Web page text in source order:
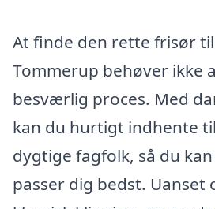
At finde den rette frisør
Tommerup behøver ikke
besværlig proces. Med
kan du hurtigt indhente
dygtige fagfolk, så du
passer dig bedst. Uanset